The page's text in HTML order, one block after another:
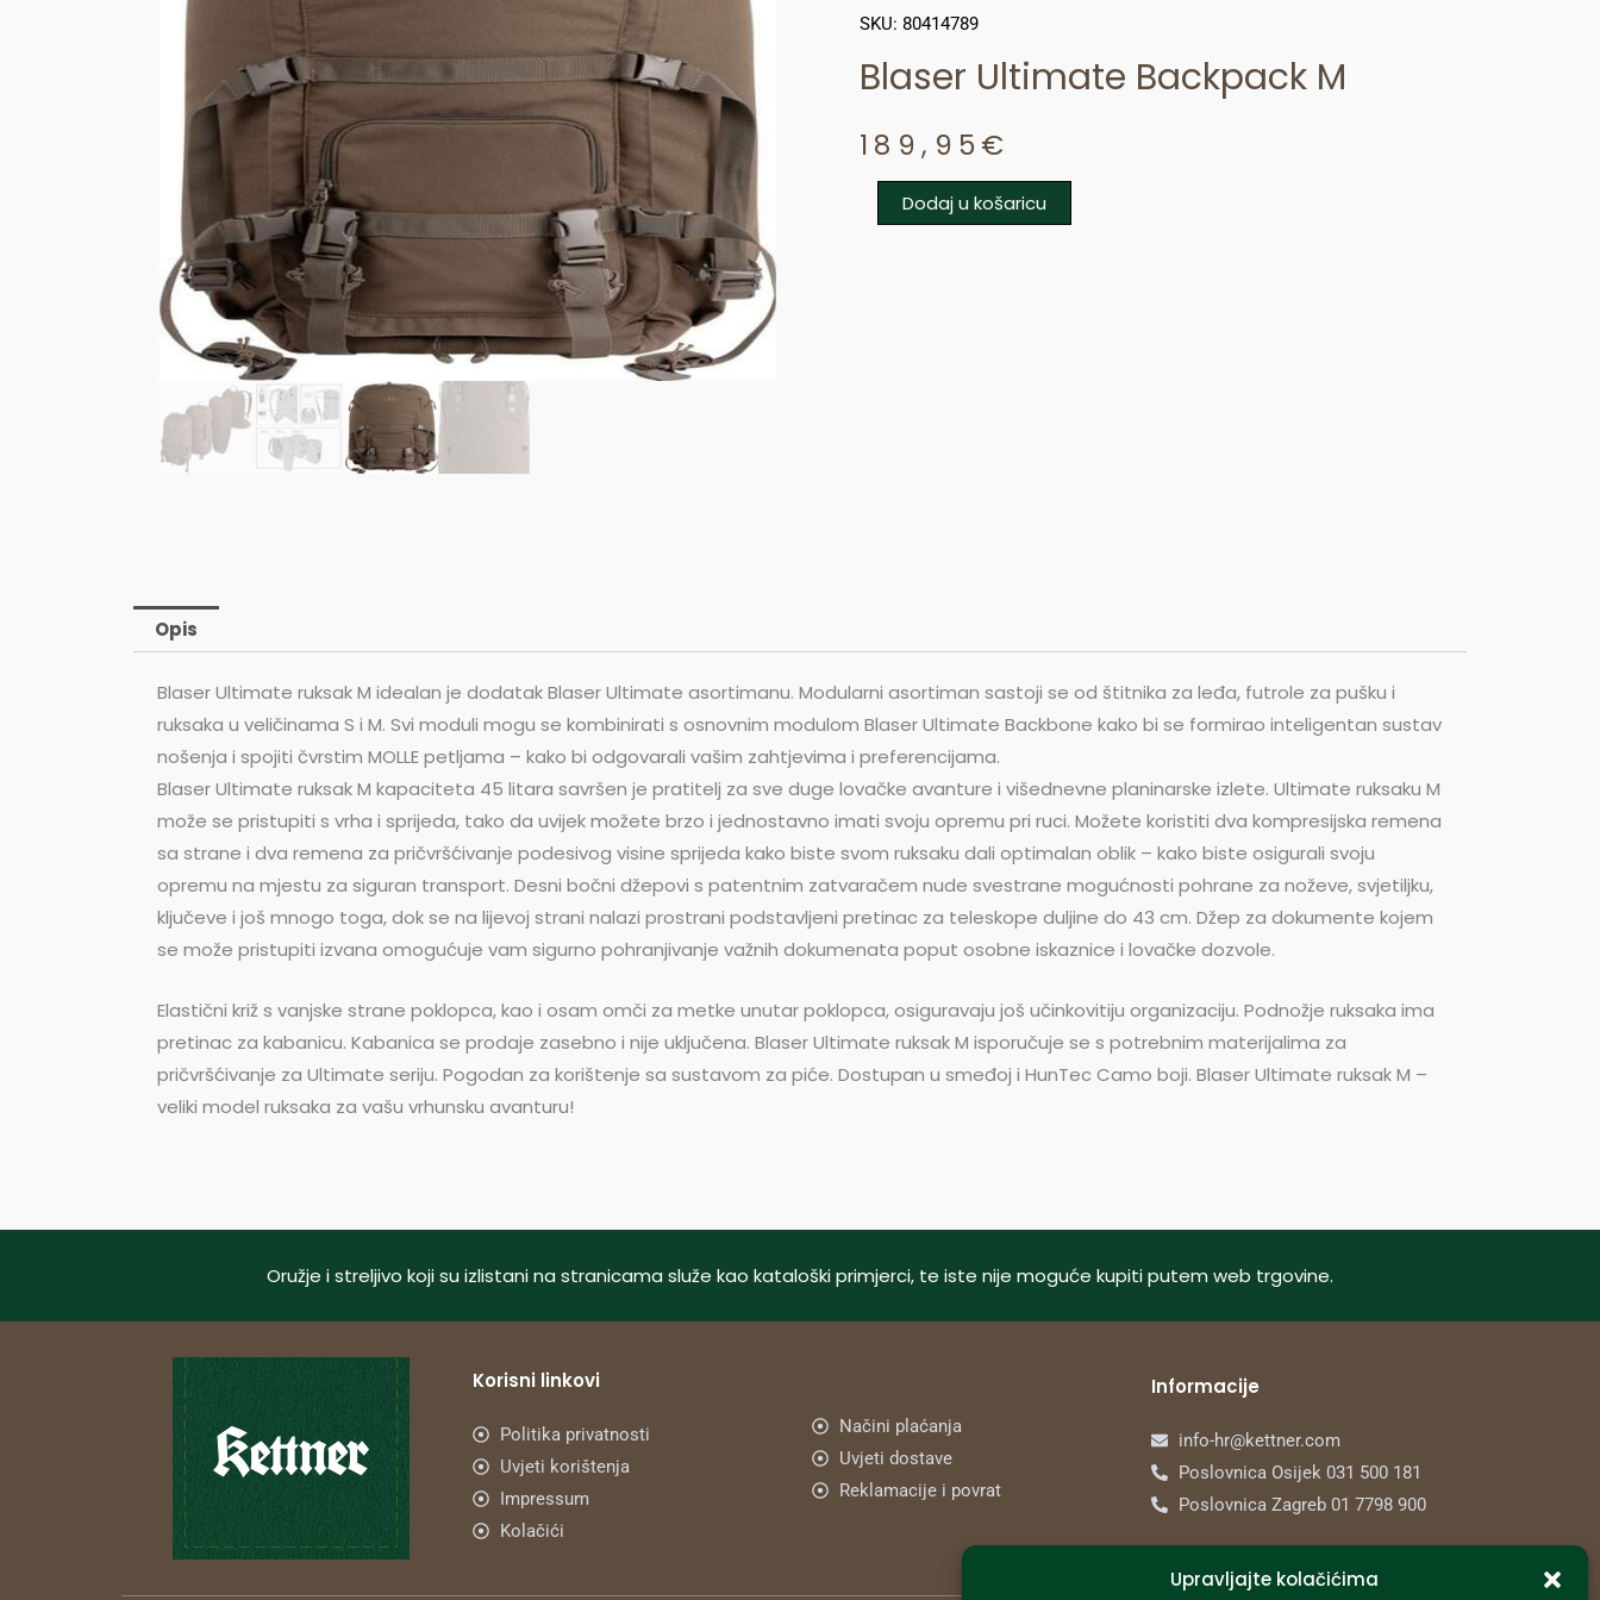
Upravljajte kolačićima
SKU: 80414789
Blaser Ultimate Backpack M
189,95 €
BlaserDodaj u košaricu
Opis
Blaser Ultimate ruksak M idealan je dodatak Blaser Ultimate asortimanu. Modularni asortiman sastoji se od štitnika za leđa, futrole za pušku i
ruksaka u veličinama S i M. Svi moduli mogu se kombinirati s osnovnim modulom Blaser Ultimate Backbone kako bi se formirao inteligentan sustav
nošenja i spojiti čvrstim MOLLE petljama – kako bi odgovarali vašim zahtjevima i preferencijama.
Blaser Ultimate ruksak M kapaciteta 45 litara savršen je pratitelj za sve duge lovačke avanture i višednevne planinarske izlete. Ultimate ruksaku M
može se pristupiti s vrha i sprijeda, tako da uvijek možete brzo i jednostavno imati svoju opremu pri ruci. Možete koristiti dva kompresijska remena
sa strane i dva remena za pričvršćivanje podesivog visine sprijeda kako biste svom ruksaku dali optimalan oblik – kako biste osigurali svoju
opremu na mjestu za siguran transport. Desni bočni džepovi s patentnim zatvaračem nude svestrane mogućnosti pohrane za noževe, svjetiljku,
ključeve i još mnogo toga, dok se na lijevoj strani nalazi prostrani podstavljeni pretinac za teleskope duljine do 43 cm. Džep za dokumente kojem
se može pristupiti izvana omogućuje vam sigurno pohranjivanje važnih dokumenata poput osobne iskaznice i lovačke dozvole.
Elastični križ s vanjske strane poklopca, kao i osam omči za metke unutar poklopca, osiguravaju još učinkovitiju organizaciju. Podnožje ruksaka ima
pretinac za kabanicu. Kabanica se prodaje zasebno i nije uključena. Blaser Ultimate ruksak M isporučuje se s potrebnim materijalima za
pričvršćivanje za Ultimate seriju. Pogodan za korištenje sa sustavom za piće. Dostupan u smeđoj i HunTec Camo boji. Blaser Ultimate ruksak M –
veliki model ruksaka za vašu vrhunsku avanturu!
Oružje i streljivo koji su izlistani na stranicama služe kao kataloški primjerci, te iste nije moguće kupiti putem web trgovine.
Korisni linkovi
Politika privatnosti
Uvjeti korištenja
Impressum
Kolačići
Načini plaćanja
Uvjeti dostave
Reklamacije i povrat
Informacije
info-hr@kettner.com
Poslovnica Osijek 031 500 181
Poslovnica Zagreb 01 7798 900